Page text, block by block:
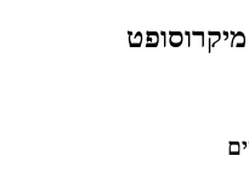
מיקרוסופט